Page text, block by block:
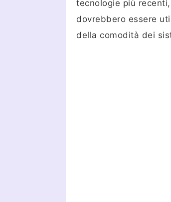
tecnologie più
dovrebbero essere
della comodità dei